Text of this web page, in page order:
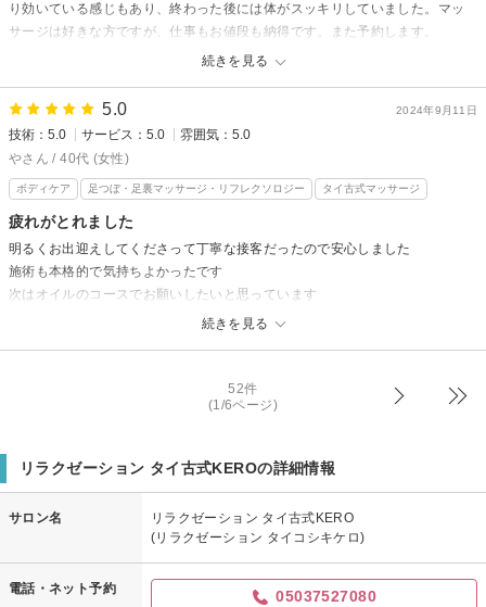
担当スタッフ：千紘
続きを見る
り効いている感じもあり、終わった後には体がスッキリしていました。マッ
サージは好きな方ですが、仕事もお値段も納得です。また予約します。
ちなみに、部屋の中がタイ感たっぷりで、タイ映画のDVDもありました。タ
ムックカン様、
たくさんあるサロンの中から、当店を選んでいただきありがとうございま
す。
タイ式も経験されたこともあるということで、しっかり結果を感じていた
だけて嬉しく思います。
また旅のお話を聞かせてくださいね。
お会いできますこと、楽しみにしております。
2024年9月11日
5.0
技術：5.0 サービス：5.0
雰囲気：5.0
やさん / 40代 (女性)
ボディケア 足つぼ・足裏マッサージ・リフレクソロジー タイ古式マッサージ
疲れがとれました
続きを見る
明るくお出迎えしてくださって丁寧な接客だったので安心しました
施術も本格的で気持ちよかったです
次はオイルのコースでお願いしたいと思っています
数あるサロンの中から当店を選んでいただき、遠方からのご来店ありがと
オイルマッサージは、タイ式とはまた違った気持ちよさがあります。
次回ぜひ試してみてくださいね。
またお会いできますこと、楽しみにしております。
52件
(1/6ページ)
リラクゼーション タイ古式KEROの詳細情報
サロン名
リラクゼーション タイ古式KERO
(リラクゼーション タイコシキケロ)
電話・ネット予約 05037527080